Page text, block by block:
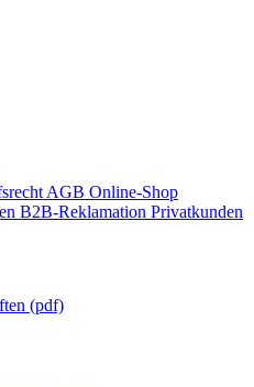
AGB Online-Shop
B2B-Reklamation Privatkunden
(pdf)